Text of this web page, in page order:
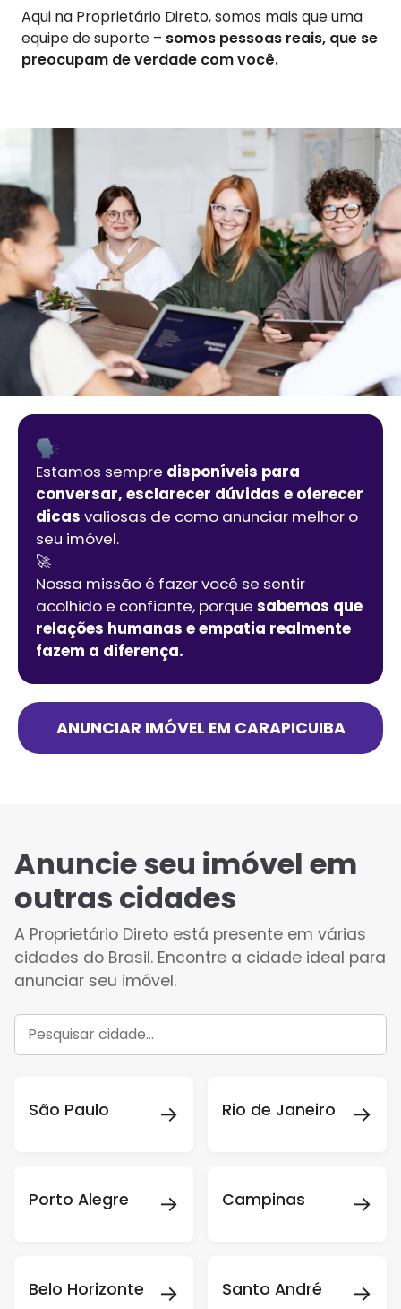
Aqui na Proprietário Direto, somos mais que uma
equipe de suporte – somos pessoas reais, que se
preocupam de verdade com você.
Estamos sempre disponíveis para
conversar, esclarecer dúvidas e oferecer
dicas valiosas de como anunciar melhor o
seu imóvel.
🚀
Nossa missão é fazer você se sentir
acolhido e confiante, porque sabemos que
relações humanas e empatia realmente
fazem a diferença.
ANUNCIAR IMÓVEL EM CARAPICUIBA
Anuncie seu imóvel em
outras cidades
A Proprietário Direto está presente em várias
cidades do Brasil. Encontre a cidade ideal para
anunciar seu imóvel.
São Paulo → Rio de Janeiro →
Porto Alegre → Campinas →
Belo Horizonte → Santo André →